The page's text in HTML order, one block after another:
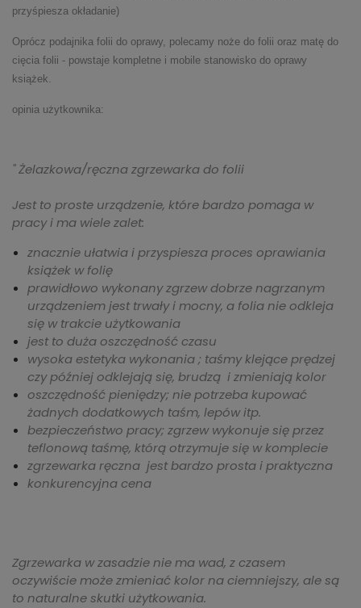
przyśpiesza okładanie)
Oprócz podajnika folii do oprawy, polecamy noże do folii oraz matę do
cięcia folii - powstaje kompletne i mobile stanowisko do oprawy
książek.
opinia użytkownika:
" Żelazkowa/ręczna zgrzewarka do folii
Jest to proste urządzenie, które bardzo pomaga w
pracy i ma wiele zalet:
znacznie ułatwia i przyspiesza proces oprawiania
książek w folię
prawidłowo wykonany zgrzew dobrze nagrzanym
urządzeniem jest trwały i mocny, a folia nie odkleja
się w trakcie użytkowania
jest to duża oszczędność czasu
wysoka estetyka wykonania ; taśmy klejące prędzej
czy później odklejają się, brudzą i zmieniają kolor
oszczędność pieniędzy; nie potrzeba kupować
żadnych dodatkowych taśm, lepów itp.
bezpieczeństwo pracy; zgrzew wykonuje się przez
teflonową taśmę, którą otrzymuje się w komplecie
zgrzewarka ręczna jest bardzo prosta i praktyczna
konkurencyjna cena
Zgrzewarka w zasadzie nie ma wad, z czasem
oczywiście może zmieniać kolor na ciemniejszy, ale są
to naturalne skutki użytkowania.